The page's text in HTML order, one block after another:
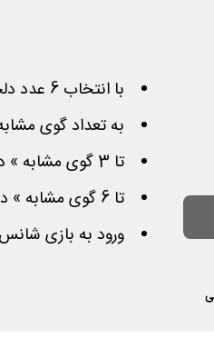
با انتخاب 6 عدد دلخواه در بازی شانس روژا
به تعداد گوی
تا 3 گوی مشابه » دریافت رایگان کوپن تا 20 هزار تومانی
تا 6 گوی مشابه » دریافت جایزه ویژه تا 7 میلیون تومانی
ورود به بازی